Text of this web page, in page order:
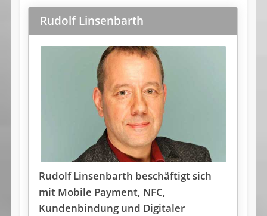
Rudolf Linsenbarth
Rudolf Linsenbarth beschäftigt sich
mit Mobile Payment, NFC,
Kundenbindung und Digitaler